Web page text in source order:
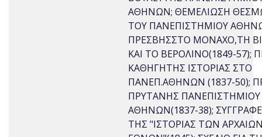
ΑΘΗΝΩΝ; ΘΕΜΕΛΙΩΣΗ
ΤΟΥ ΠΑΝΕΠΙΣΤΗΜΙΟΥ
ΠΡΕΣΒΗΣΣΤΟ ΜΟΝΑΧΟ,ΤΗ
ΚΑΙ ΤΟ ΒΕΡΟΛΙΝΟ(1849-57);
ΚΑΘΗΓΗΤΗΣ ΙΣΤΟΡΙΑΣ ΣΤΟ
ΠΑΝΕΠ.ΑΘΗΝΩΝ (1837-50);
ΠΡΥΤΑΝΗΣ ΠΑΝΕΠΙΣΤΗΜΙΟΥ
ΑΘΗΝΩΝ(1837-38);
ΤΗΣ "ΙΣΤΟΡΙΑΣ ΤΩΝ